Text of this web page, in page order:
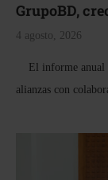
GrupoBD,
4 agosto, 2026
El informe anual
alianzas con